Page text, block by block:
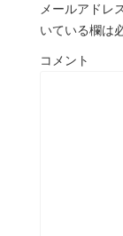
メールアドレ
いている欄は
コメント